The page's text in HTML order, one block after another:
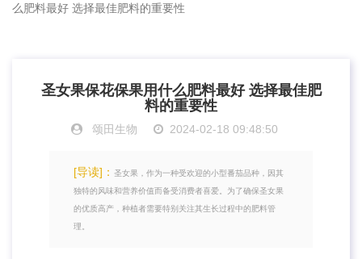
么肥料最好 选择最佳肥料的重要性
圣女果保花保果用什么肥料最好 选择最佳肥
料的重要性
颂田生物 2024-02-18 09:48:50
[导读]： 圣女果，作为一种受欢迎的小型番茄品种，因其
独特的风味和营养价值而备受消费者喜爱。为了确保圣女果
的优质高产，种植者需要特别关注其生长过程中的肥料管
理。